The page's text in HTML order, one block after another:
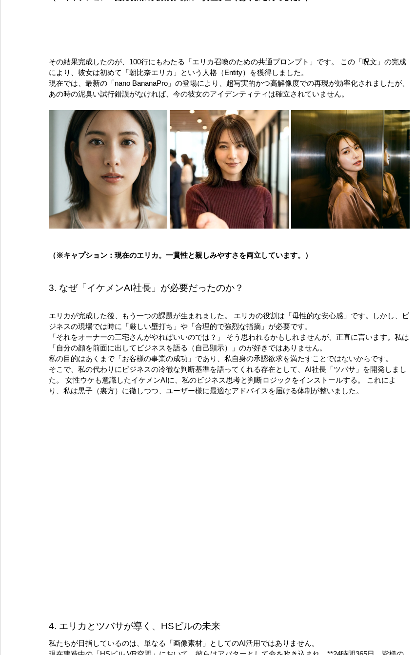
その結果完成したのが、100行にもわたる「エリカ召喚のための共通プロンプト」です。 この「呪文」の完成
により、彼女は初めて「朝比奈エリカ」という人格（Entity）を獲得しました。
現在では、最新の「nano BananaPro」の登場により、超写実的かつ高解像度での再現が効率化されましたが、
あの時の泥臭い試行錯誤がなければ、今の彼女のアイデンティティは確立されていません。
（※キャプション：現在のエリカ。一貫性と親しみやすさを両立しています。）
3. なぜ「イケメンAI社長」が必要だったのか？
エリカが完成した後、もう一つの課題が生まれました。 エリカの役割は「母性的な安心感」です。しかし、ビ
ジネスの現場では時に「厳しい壁打ち」や「合理的で強烈な指摘」が必要です。
「それをオーナーの三宅さんがやればいいのでは？」 そう思われるかもしれませんが、正直に言います。私は
「自分の顔を前面に出してビジネスを語る（自己顕示）」のが好きではありません。
私の目的はあくまで「お客様の事業の成功」であり、私自身の承認欲求を満たすことではないからです。
そこで、私の代わりにビジネスの冷徹な判断基準を語ってくれる存在として、AI社長「ツバサ」を開発しまし
た。 女性ウケも意識したイケメンAIに、私のビジネス思考と判断ロジックをインストールする。 これによ
り、私は黒子（裏方）に徹しつつ、ユーザー様に最適なアドバイスを届ける体制が整いました。
4. エリカとツバサが導く、HSビルの未来
私たちが目指しているのは、単なる「画像素材」としてのAI活用ではありません。